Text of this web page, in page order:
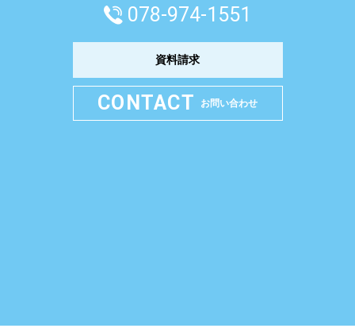
078-974-1551
資料請求
CONTACT お問い合わせ